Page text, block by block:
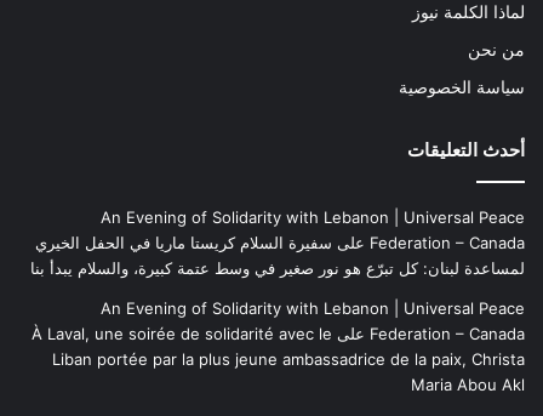
لماذا الكلمة نيوز
من نحن
سياسة الخصوصية
أحدث التعليقات
An Evening of Solidarity with Lebanon | Universal Peace
Federation – Canada على سفيرة السلام كريستا ماريا في الحفل الخيري
لمساعدة لبنان: كل تبرّع هو نور صغير في وسط عتمة كبيرة، والسلام يبدأ بنا
An Evening of Solidarity with Lebanon | Universal Peace
Federation – Canada على À Laval, une soirée de solidarité avec le
Liban portée par la plus jeune ambassadrice de la paix, Christa
Maria Abou Akl